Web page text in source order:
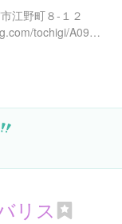
江野町８-１２
https://tabelog.com/tochigi/A0901/A090101/9001449/
リス